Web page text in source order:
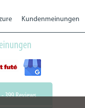
Kundenmeinungen
-399 Reviews